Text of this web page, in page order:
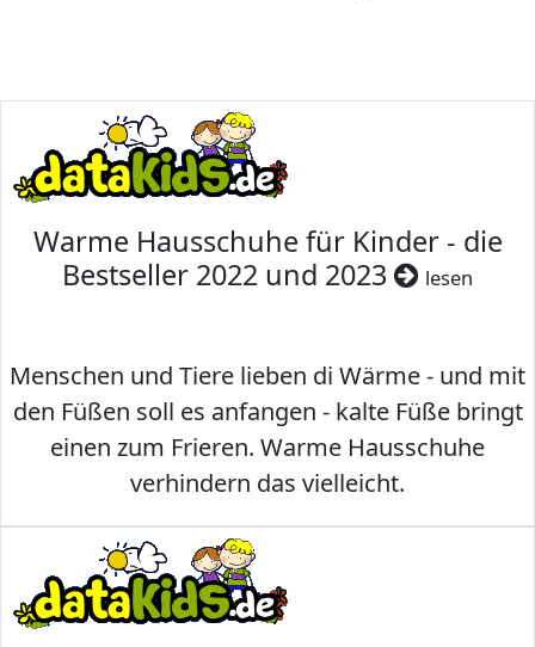
Warme Hausschuhe für Kinder - die
Bestseller 2022 und 2023
lesen
Menschen und Tiere lieben di Wärme - und mit
den Füßen soll es anfangen - kalte Füße bringt
einen zum Frieren. Warme Hausschuhe
verhindern das vielleicht.